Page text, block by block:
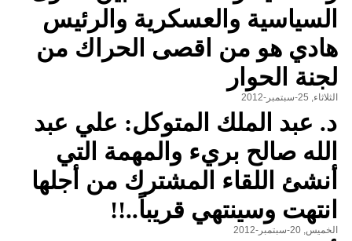
السياسية والعسكرية والرئيس
هادي هو من اقصى الحراك من
لجنة الحوار
الثلاثاء, 25-سبتمبر-2012
د. عبد الملك المتوكل: علي عبد
الله صالح بريء والمهمة التي
أنشئ اللقاء المشترك من أجلها
انتهت وسينتهي قريباً..!!
الخميس, 20-سبتمبر-2012